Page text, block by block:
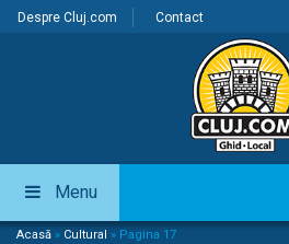
Despre Cluj.com Contact
Menu
Acasă » Cultural » Pagina 17